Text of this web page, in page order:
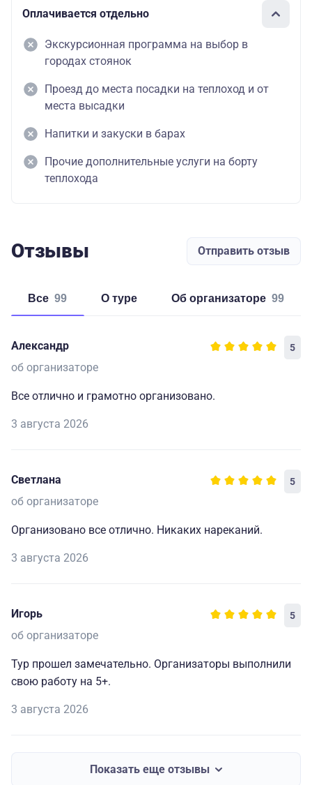
Оплачивается отдельно
Экскурсионная программа на выбор в
городах стоянок
Проезд до места посадки на теплоход и от
места высадки
Напитки и закуски в барах
Прочие дополнительные услуги на борту
теплохода
Отзывы Отправить отзыв
Все 99 о туре об организаторе 99
Александр 5
об организаторе
Все отлично и грамотно организовано.
3 августа 2026
Светлана 5
об организаторе
Организовано все отлично. Никаких нареканий.
3 августа 2026
Игорь 5
об организаторе
Тур прошел замечательно. Организаторы выполнили
свою работу на 5+.
3 августа 2026
Показать еще отзывы